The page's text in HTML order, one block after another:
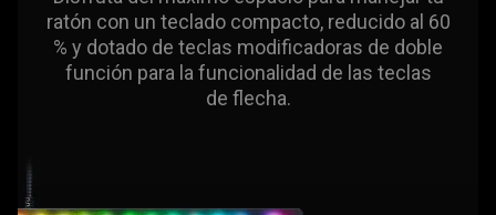
ratón con un teclado compacto, reducido al 60
% y dotado de teclas modificadoras de doble
función para la funcionalidad de las teclas
de flecha.